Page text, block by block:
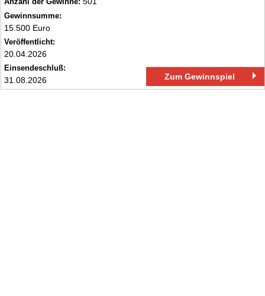
Gewinnsumme:
15.500 Euro
Veröffentlicht:
20.04.2026
Einsendeschluß:
31.08.2026 Zum Gewinnspiel